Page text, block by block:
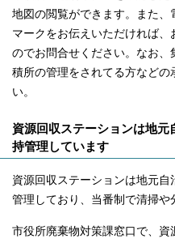
地図の閲覧ができます。また、
マークをお伝えいただければ
のでお問合せください。なお
積所の管理をされてる方などの
い。
資源回収ステーションは地
持管理しています
資源回収ステーションは地元
管理しており、当番制で清掃や
市役所廃棄物対策課窓口で、